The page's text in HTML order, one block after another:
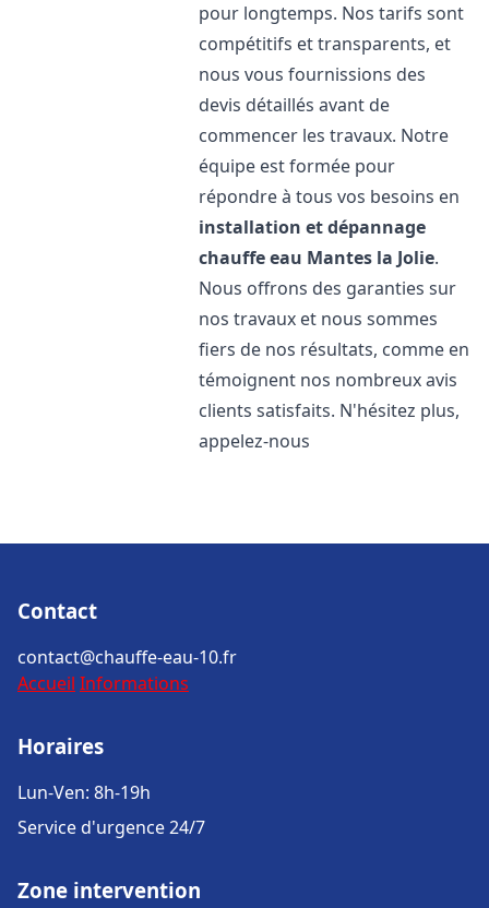
pour longtemps. Nos tarifs sont
compétitifs et transparents, et
nous vous fournissions des
devis détaillés avant de
commencer les travaux. Notre
équipe est formée pour
répondre à tous vos besoins en
installation et dépannage
chauffe eau Mantes la Jolie.
Nous offrons des garanties sur
nos travaux et nous sommes
fiers de nos résultats, comme en
témoignent nos nombreux avis
clients satisfaits. N'hésitez plus,
appelez-nous
Contact
contact@chauffe-eau-10.fr
Accueil Informations
Horaires
Lun-Ven: 8h-19h
Service d'urgence 24/7
Zone intervention